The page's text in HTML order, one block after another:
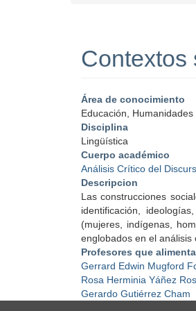
Contextos
Área de conocimiento
Educación, Humanidades
Disciplina
Lingüística
Cuerpo académico
Análisis Crítico del
Descripcion
Las construcciones
identificación,
(mujeres, indígenas,
englobados en el análisis
Profesores que
Gerrard Edwin Mugford
Rosa Herminia Yáñez
Gerardo Gutiérrez Cham